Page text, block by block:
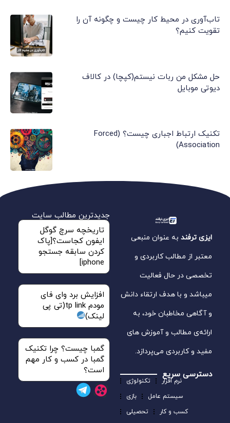
تاب‌آوری در محیط کار چیست و چگونه آن را
تقویت کنیم؟
حل مشکل من ربات نیستم(کپچا) در کالاف
دیوتی موبایل
تکنیک ارتباط اجباری چیست؟ (Forced
Association)
ایزی ترفند به عنوان منبعی
معتبر از مطالب کاربردی و
تخصصی در حال فعالیت
میباشد و با هدف ارتقاء دانش
و آگاهی مخاطبان خود، به
ارائه‌ی مطالب و آموزش‌ های
مفید و کاربردی می‌پردازد.
دسترسی سریع
نرم افزار
تکنولوژی
سیستم عامل
بازی
کسب و کار
تحصیلی
جدیدترین مطالب سایت
تاریخچه سرچ گوگل
ایفون کجاست؟[پاک
کردن سابقه جستجو
iphone]
افزایش برد وای فای
مودم tp link(تی پی
لینک)
گمبا چیست؟ چرا تکنیک
گمبا در کسب و کار مهم
است؟